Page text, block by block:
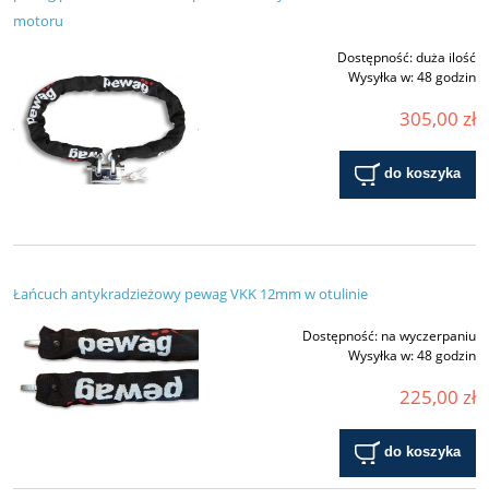
motoru
Dostępność:duża ilość
Wysyłka w:48 godzin
305,00 zł
do koszyka
Łańcuch antykradzieżowy pewag VKK 12mm w otulinie
Dostępność: na wyczerpaniu
Wysyłka w:48 godzin
225,00 zł
do koszyka